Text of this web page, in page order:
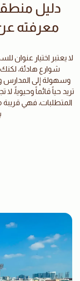
دليل
معرفته
لا يعتبر اختيار عنوان
شوارع هادئة،
وسهولة إلى المدارس
تريد حياً قائماً وحيوياً،
المتطلبات، فهي